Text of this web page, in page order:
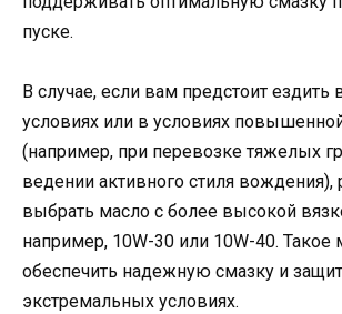
пуске.
В случае, если вам предстоит ездить
условиях или в условиях
(например, при перевозке тяжелых
ведении активного стиля вождения),
выбрать масло с более высокой
например, 10W-30 или 10W-40. Такое
обеспечить надежную смазку и
экстремальных условиях.